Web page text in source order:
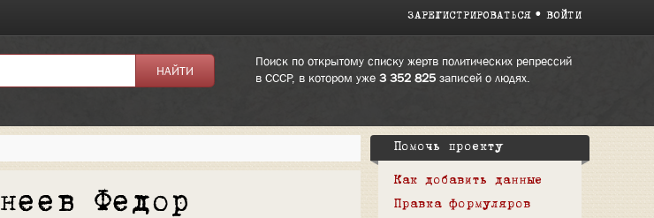
ЗАРЕГИСТРИРОВАТЬСЯ ВОЙТИ
Поиск по открытому списку жертв политических репрессий
в СССР, в котором уже 3 352 825записей о людях.
Федор
Помочь проекту
Как добавить данные
Правка формуляров